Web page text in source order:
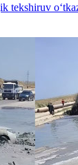
tekshiruv